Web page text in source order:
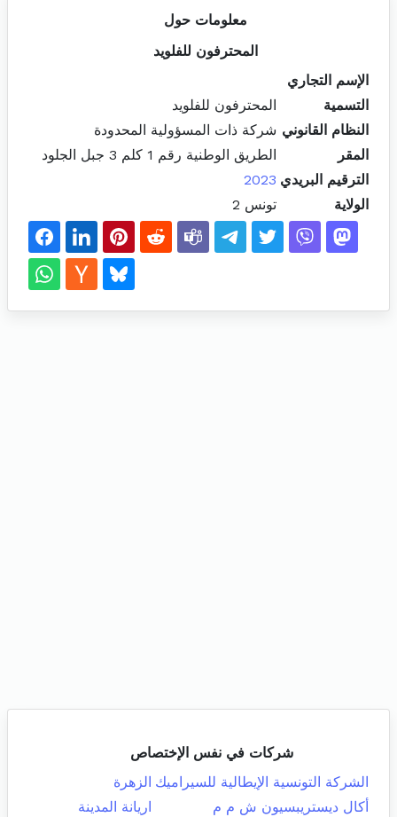
معلومات حول
المحترفون للفلويد
الإسم التجاري
التسمية
المحترفون للفلويد
النظام القانوني شركة ذات المسؤولية المحدودة
المقر
الطريق الوطنية رقم 1 كلم 3 جبل الجلود
الترقيم البريدي 2023
الولاية
تونس 2
شركات في نفس الإختصاص
الشركة التونسية الإيطالية للسيراميك الزهرة
أكال ديستريبسيون ش م م
اريانة المدينة